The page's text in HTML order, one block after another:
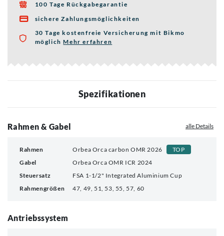
 100 Tage Rückgabegarantie

sichere Zahlungsmöglichkeiten
30 Tage kostenfreie Versicherung mit Bikmo
möglichMehr erfahren
Spezifikationen
Rahmen & Gabel alle Details
Rahmen Orbea Orca carbon OMR 2026
TOP
Gabel
Orbea Orca OMR ICR 2024
Steuersatz
FSA 1-1/2" Integrated Aluminium Cup
Rahmengrößen
47, 49, 51, 53, 55, 57, 60
Antriebssystem